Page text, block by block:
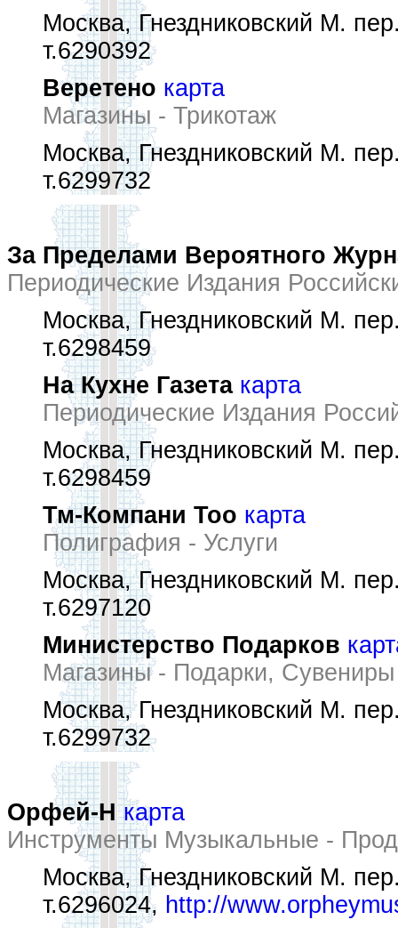
Москва, Гнездниковский М.
т.6290392
Веретено карта
Магазины - Трикотаж
Москва, Гнездниковский М.
т.6299732
За Пределами Вероятного
Периодические Издания
Москва, Гнездниковский М.
т.6298459
На Кухне Газета карта
Периодические Издания
Москва, Гнездниковский М.
т.6298459
Тм-Компани Тоо карта
Полиграфия - Услуги
Москва, Гнездниковский М.
т.6297120
Министерство Подарков
Магазины - Подарки, Сувениры
Москва, Гнездниковский М.
т.6299732
Орфей-Н карта
Инструменты Музыкальные -
Москва, Гнездниковский М.
т.6296024, http://